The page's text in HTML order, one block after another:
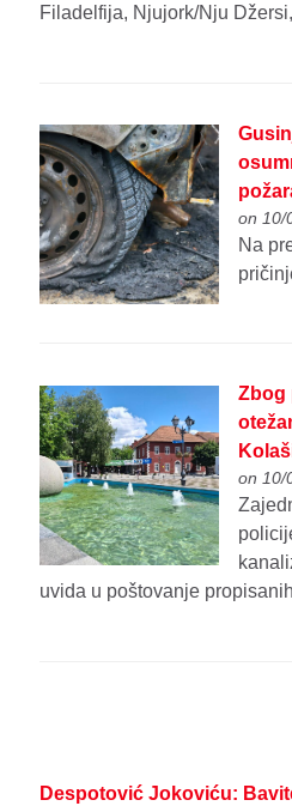
Filadelfija, Njujork/Nju
on 10/
Na
Zbog
on 10/
uvida u poštovanje
Despotović Jokoviću: